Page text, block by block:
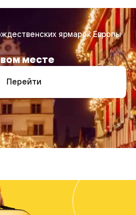
ярмарок Европы
месте
Перейти